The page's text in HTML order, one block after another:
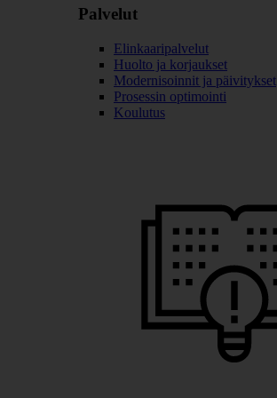
Palvelut
Elinkaaripalvelut
Huolto ja korjaukset
Modernisoinnit ja päivitykset
Prosessin optimointi
Koulutus